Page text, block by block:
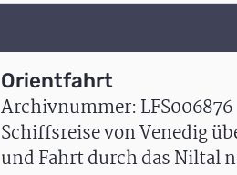
Orientfahrt
Archivnummer: LFS006876
Schiffsreise von Venedig
und Fahrt durch das Niltal